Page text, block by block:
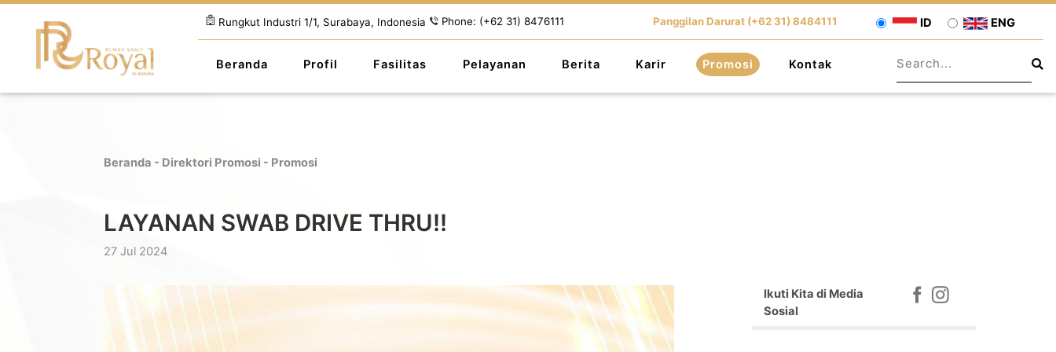
Rungkut Industri 1/1, Surabaya, Indonesia Phone: (+62 31) 8476111 Panggilan Darurat (+62 31) 8484111 ID ENG
Beranda Profil Fasilitas Pelayanan Berita Karir Promosi Kontak
Beranda - Direktori Promosi - Promosi
LAYANAN SWAB DRIVE THRU!!
27 Jul 2024
Ikuti Kita di Media
Sosial